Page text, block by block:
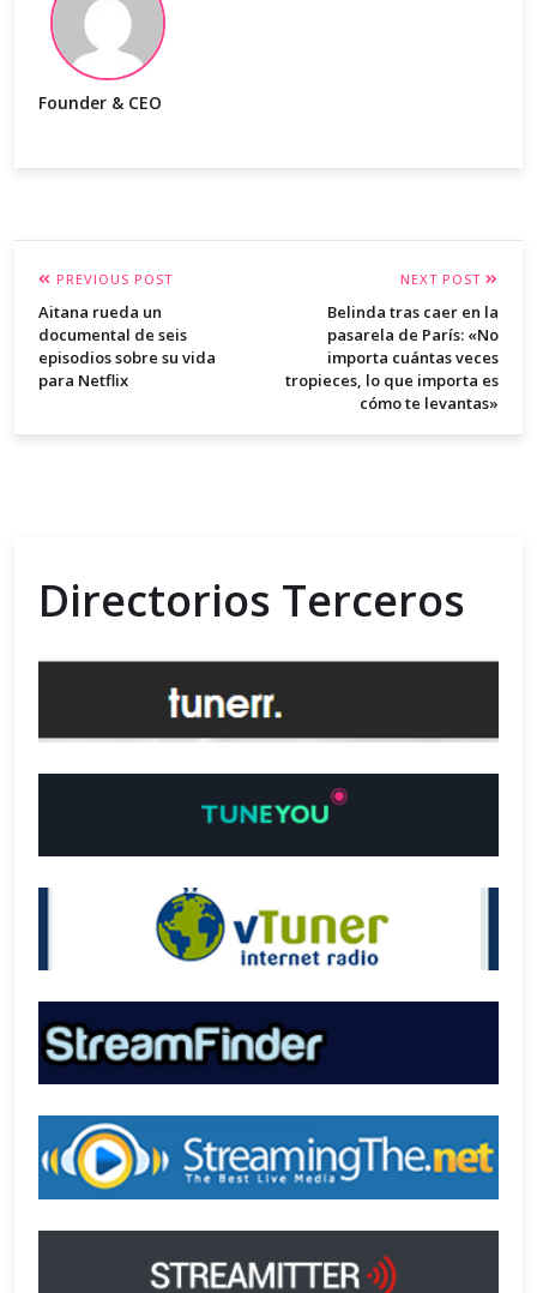
Founder & CEO
PREVIOUS POST
Aitana rueda un
documental de seis
episodios sobre su vida
para Netflix
NEXT POST
Belinda tras caer en la
pasarela de París: «No
importa cuántas veces
tropieces, lo que importa es
cómo te levantas»
Directorios Terceros